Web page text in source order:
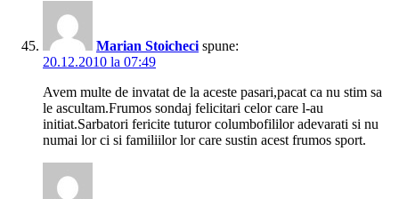
Marian Stoicheci spune:
20.12.2010 la 07:49
Avem multe de invatat de la aceste pasari,pacat ca nu stim sa
le ascultam.Frumos sondaj felicitari celor care l-au
initiat.Sarbatori fericite tuturor columbofililor adevarati si nu
numai lor ci si familiilor lor care sustin acest frumos sport.